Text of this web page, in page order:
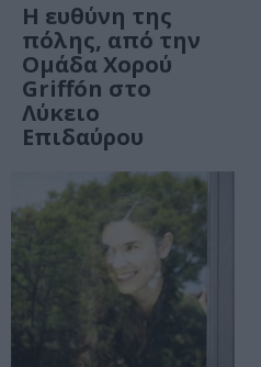
Η ευθύνη της
πόλης, από την
Ομάδα Χορού
Griffón στο
Λύκειο
Επιδαύρου